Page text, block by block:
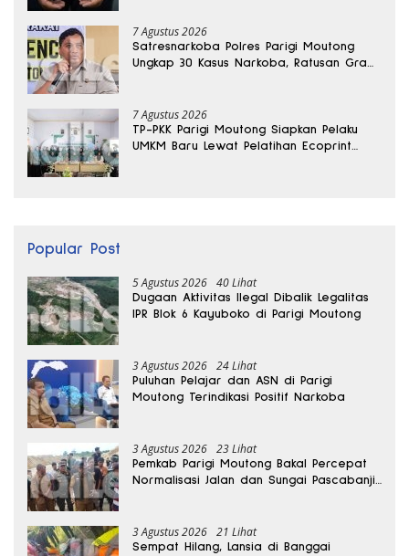
7 Agustus 2026
Satresnarkoba Polres Parigi Moutong
Ungkap 30 Kasus Narkoba, Ratusan Gram
7 Agustus 2026
TP-PKK Parigi Moutong Siapkan Pelaku
UMKM Baru Lewat Pelatihan Ecoprint
Popular Post
5 Agustus 2026 40 Lihat
Dugaan Aktivitas Ilegal Dibalik Legalitas
IPR Blok 6 Kayuboko di Parigi Moutong
3 Agustus 2026 24 Lihat
Puluhan Pelajar dan ASN di Parigi
Moutong Terindikasi Positif Narkoba
3 Agustus 2026 23 Lihat
Pemkab Parigi Moutong Bakal Percepat
Normalisasi Jalan dan Sungai Pascabanjir
3 Agustus 2026 21 Lihat
Sempat Hilang, Lansia di Banggai